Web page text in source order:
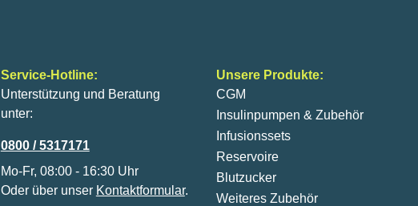
Service-Hotline:
Unterstützung und Beratung
unter:
0800 / 5317171
Mo-Fr, 08:00 - 16:30 Uhr
Oder über unser Kontaktformular.
Unsere Produkte:
CGM
Insulinpumpen & Zubehör
Infusionssets
Reservoire
Blutzucker
Weiteres Zubehör